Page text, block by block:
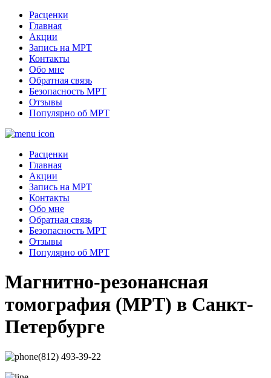
Расценки
Главная
Акции
Запись на МРТ
Контакты
Обо мне
Обратная связь
Безопасность МРТ
Отзывы
Популярно об МРТ
Расценки
Главная
Акции
Запись на МРТ
Контакты
Обо мне
Обратная связь
Безопасность МРТ
Отзывы
Популярно об МРТ
Магнитно-резонансная
томография (МРТ) в Санкт-
Петербурге
(812) 493-39-22